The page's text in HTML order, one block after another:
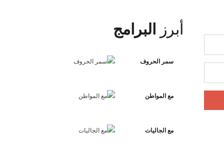
أبرز البرامج
سمر الحروف
مع المواطن
مع الجاليات